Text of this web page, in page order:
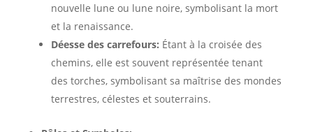
nouvelle lune ou lune noire, symbolisant la mort
et la renaissance.
Déesse des carrefours: Étant à la croisée des
chemins, elle est souvent représentée tenant
des torches, symbolisant sa maîtrise des mondes
terrestres, célestes et souterrains.